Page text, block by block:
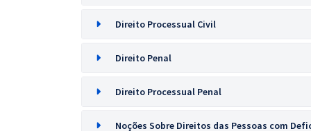
Direito Processual Civil
Direito Penal
Direito Processual Penal
Noções Sobre Direitos das Pessoas com